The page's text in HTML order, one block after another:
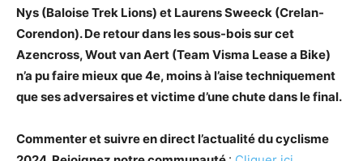
Nys (Baloise Trek Lions) et Laurens Sweeck (Crelan-
Corendon). De retour dans les sous-bois sur cet
Azencross, Wout van Aert (Team Visma Lease a Bike)
n’a pu faire mieux que 4e, moins à l’aise techniquement
que ses adversaires et victime d’une chute dans le final.
Commenter et suivre en direct l’actualité du cyclisme